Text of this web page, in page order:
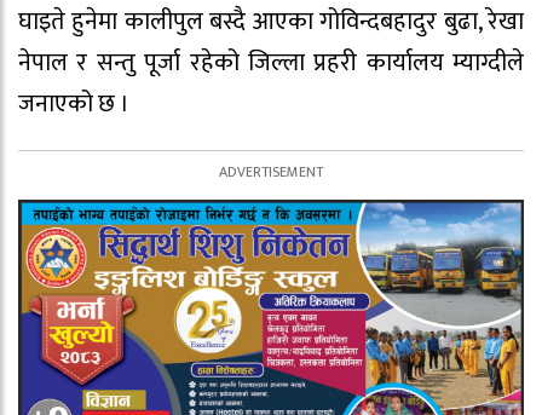
घाइते हुनेमा कालीपुल बस्दै आएका गोविन्दबहादुर बुढा, रेखा
नेपाल र सन्तु पूर्जा रहेको जिल्ला प्रहरी कार्यालय म्याग्दीले
जनाएको छ ।